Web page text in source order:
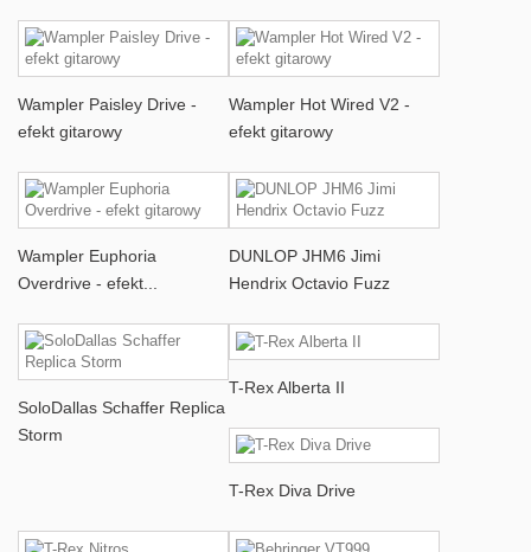
Wampler Paisley Drive -
efekt gitarowy
Wampler Hot Wired V2 -
efekt gitarowy
Wampler Euphoria
Overdrive - efekt...
DUNLOP JHM6 Jimi
Hendrix Octavio Fuzz
SoloDallas Schaffer Replica
Storm
T-Rex Alberta II
T-Rex Diva Drive